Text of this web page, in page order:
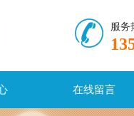
服务
在线留言